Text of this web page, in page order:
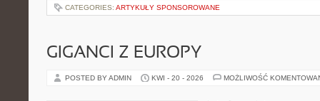
CATEGORIES: ARTYKUŁY SPONSOROWANE
GIGANCI Z EUROPY
POSTED BY ADMIN KWI - 20 - 2026 MOŻLIWOŚĆ